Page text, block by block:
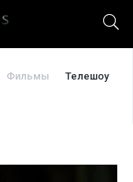
Фильмы Телешоу